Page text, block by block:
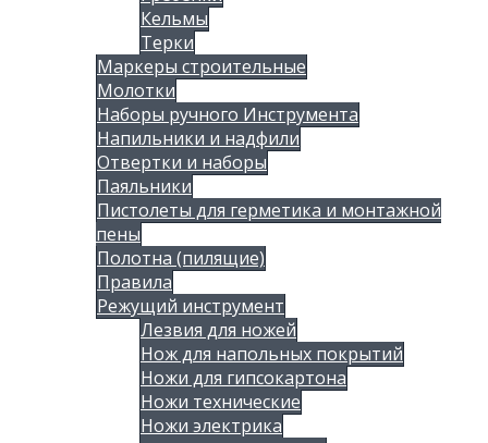
Кельмы
Терки
Маркеры строительные
Молотки
Наборы ручного Инструмента
Напильники и надфили
Отвертки и наборы
Паяльники
Пистолеты для герметика и монтажной
пены
Полотна (пилящие)
Правила
Режущий инструмент
Лезвия для ножей
Нож для напольных покрытий
Ножи для гипсокартона
Ножи технические
Ножи электрика